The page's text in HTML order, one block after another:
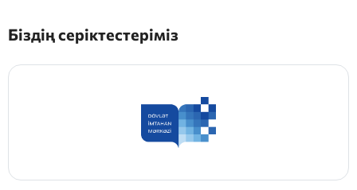
Біздің серіктестеріміз